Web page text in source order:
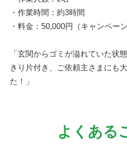
・作業時間：約3時間
・料金：50,000円（キャンペーン
「玄関からゴミが溢れていた状
きり片付き、ご依頼主さまにも
た！」
よくある